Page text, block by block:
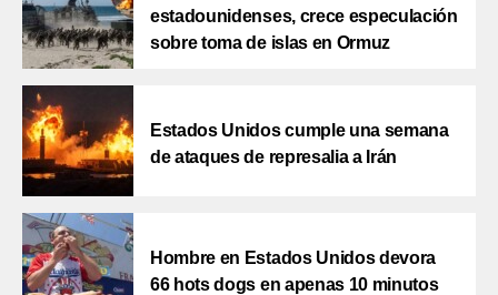
estadounidenses, crece especulación
sobre toma de islas en Ormuz
Estados Unidos cumple una semana
de ataques de represalia a Irán
Hombre en Estados Unidos devora
66 hots dogs en apenas 10 minutos